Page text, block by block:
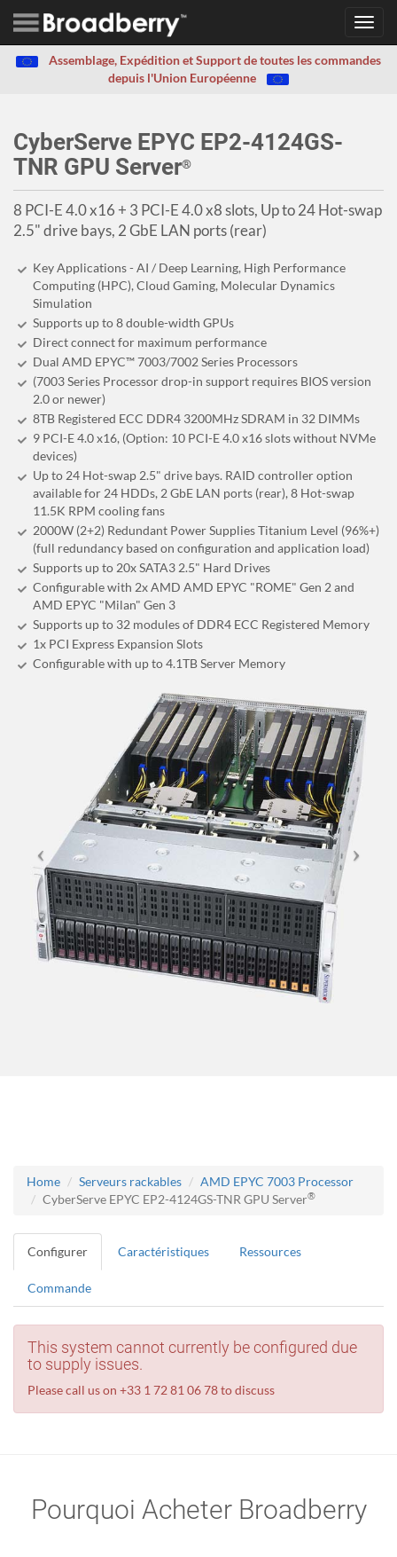
Assemblage, Expédition et Support de toutes les commandes
depuis l'Union Européenne
CyberServe EPYC EP2-4124GS-
TNR GPU Server®
8 PCI-E 4.0 x16 + 3 PCI-E 4.0 x8 slots, Up to 24 Hot-swap
2.5" drive bays, 2 GbE LAN ports (rear)
Key Applications - AI / Deep Learning, High Performance
Computing (HPC), Cloud Gaming, Molecular Dynamics
Simulation
Supports up to 8 double-width GPUs
Direct connect for maximum performance
Dual AMD EPYC™ 7003/7002 Series Processors
(7003 Series Processor drop-in support requires BIOS version
2.0 or newer)
8TB Registered ECC DDR4 3200MHz SDRAM in 32 DIMMs
9 PCI-E 4.0 x16, (Option: 10 PCI-E 4.0 x16 slots without NVMe
devices)
Up to 24 Hot-swap 2.5" drive bays. RAID controller option
available for 24 HDDs, 2 GbE LAN ports (rear), 8 Hot-swap
11.5K RPM cooling fans
2000W (2+2) Redundant Power Supplies Titanium Level (96%+)
(full redundancy based on configuration and application load)
Supports up to 20x SATA3 2.5" Hard Drives
Configurable with 2x AMD AMD EPYC "ROME" Gen 2 and
AMD EPYC "Milan" Gen 3
Supports up to 32 modules of DDR4 ECC Registered Memory
1x PCI Express Expansion Slots
Configurable with up to 4.1TB Server Memory
Home Serveurs rackables
AMD EPYC 7003 Processor
CyberServe EPYC EP2-4124GS-TNR GPU Server®
Configurer Caractéristiques Ressources
Commande
This system cannot currently be configured due
to supply issues.
Please call us on +33 1 72 81 06 78 to discuss
Pourquoi Acheter Broadberry